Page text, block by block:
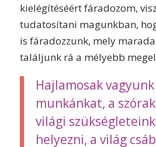
kielégítéséért fáradozom,
tudatosítani magunkban,
is fáradozzunk, mely
találjunk rá a mélyebb
Hajlamosak vagyunk
munkánkat, a
világi
helyezni, a világ